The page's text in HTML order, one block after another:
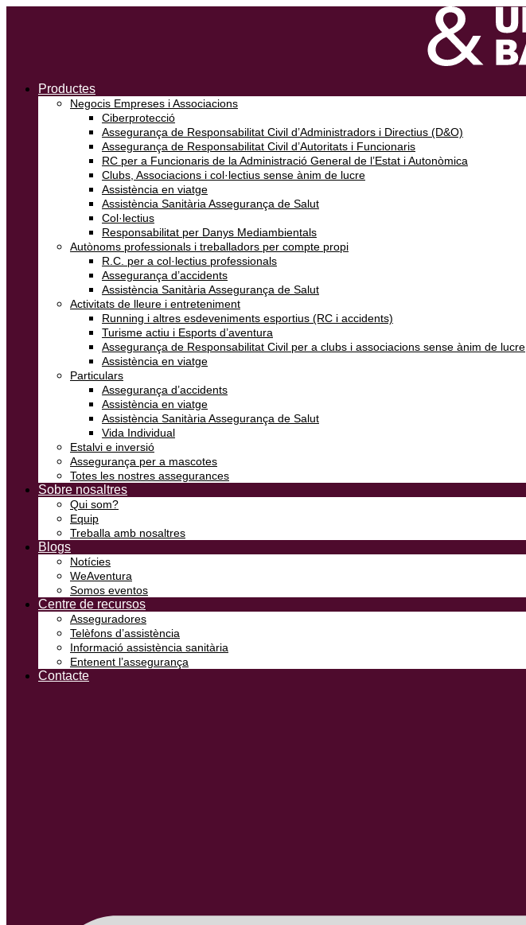
Productes
Negocis Empreses i Associacions
Ciberprotecció
Assegurança de Responsabilitat Civil d’Administradors i Directius (D&O)
Assegurança de Responsabilitat Civil d’Autoritats i Funcionaris
RC per a Funcionaris de la Administració General de l’Estat i Autonòmica
Clubs, Associacions i col·lectius sense ànim de lucre
Assistència en viatge
Assistència Sanitària Assegurança de Salut
Col·lectius
Responsabilitat per Danys Mediambientals
Autònoms professionals i treballadors per compte propi
R.C. per a col·lectius professionals
Assegurança d’accidents
Assistència Sanitària Assegurança de Salut
Activitats de lleure i entreteniment
Running i altres esdeveniments esportius (RC i accidents)
Turisme actiu i Esports d’aventura
Assegurança de Responsabilitat Civil per a clubs i associacions sense ànim de lucre
Assistència en viatge
Particulars
Assegurança d’accidents
Assistència en viatge
Assistència Sanitària Assegurança de Salut
Vida Individual
Estalvi e inversió
Assegurança per a mascotes
Totes les nostres assegurances
Sobre nosaltres
Qui som?
Equip
Treballa amb nosaltres
Blogs
Notícies
WeAventura
Somos eventos
Centre de recursos
Asseguradores
Telèfons d’assistència
Informació assistència sanitària
Entenent l’assegurança
Contacte